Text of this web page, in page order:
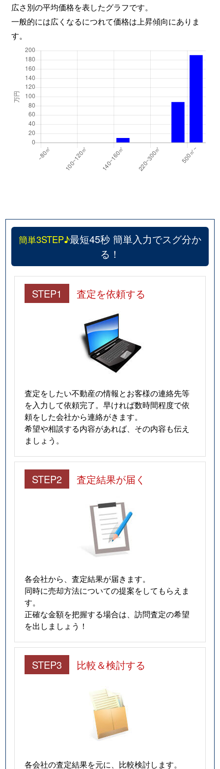
広さ別の平均価格を表したグラフです。
一般的には広くなるにつれて価格は上昇傾向にありま
す。
簡単3STEP♪最短45秒 簡単入力でスグ分か
る！
STEP1 査定を依頼する
査定をしたい不動産の情報とお客様の連絡先等
を入力して依頼完了。早ければ数時間程度で依
頼をした会社から連絡がきます。
希望や相談する内容があれば、その内容も伝え
ましょう。
STEP2 査定結果が届く
各会社から、査定結果が届きます。
同時に売却方法についての提案をしてもらえま
す。
正確な金額を把握する場合は、訪問査定の希望
を出しましょう！
STEP3 比較＆検討する
各会社の査定結果を元に、比較検討します。